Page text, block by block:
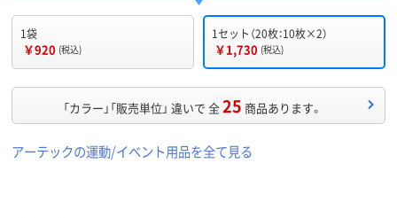
1袋
￥920 (税込)
1セット（20枚：10枚×2）
￥1,730 (税込)
「カラー」「販売単位」 違いで 全25 商品あります。
アーテックの運動/イベント用品を全て見る